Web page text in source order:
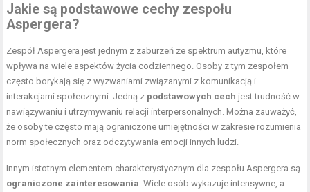
Jakie są podstawowe cechy zespołu
Aspergera?
Zespół Aspergera jest jednym z zaburzeń ze spektrum autyzmu, które
wpływa na wiele aspektów życia codziennego. Osoby z tym zespołem
często borykają się z wyzwaniami związanymi z komunikacją i
interakcjami społecznymi. Jedną z podstawowych cech jest trudność w
nawiązywaniu i utrzymywaniu relacji interpersonalnych. Można zauważyć,
że osoby te często mają ograniczone umiejętności w zakresie rozumienia
norm społecznych oraz odczytywania emocji innych ludzi.
Innym istotnym elementem charakterystycznym dla zespołu Aspergera są
ograniczone zainteresowania . Wiele osób wykazuje intensywne, a